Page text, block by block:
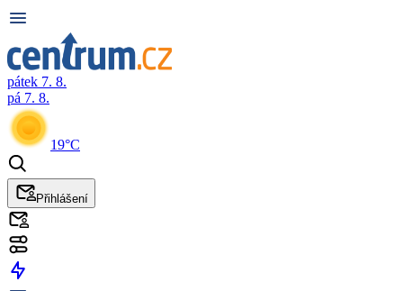
pátek 7. 8.
pá 7. 8.
19°C
Přihlášení